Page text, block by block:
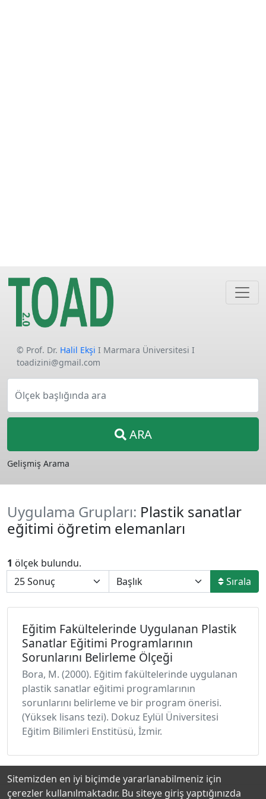
© Prof. Dr. Halil Ekşi I Marmara Üniversitesi I
toadizini@gmail.com
Ölçek başlığında ara
ARA
Gelişmiş Arama
Uygulama Grupları: Plastik sanatlar
eğitimi öğretim elemanları
1 ölçek bulundu.
Sırala
Eğitim Fakültelerinde Uygulanan Plastik
Sanatlar Eğitimi Programlarının
Sorunlarını Belirleme Ölçeği
Bora, M. (2000). Eğitim fakültelerinde uygulanan
plastik sanatlar eğitimi programlarının
sorunlarını belirleme ve bir program önerisi.
(Yüksek lisans tezi). Dokuz Eylül Üniversitesi
Eğitim Bilimleri Enstitüsü, İzmir.
Sitemizden en iyi biçimde yararlanabilmeniz için
çerezler kullanılmaktadır. Bu siteye giriş yaptığınızda